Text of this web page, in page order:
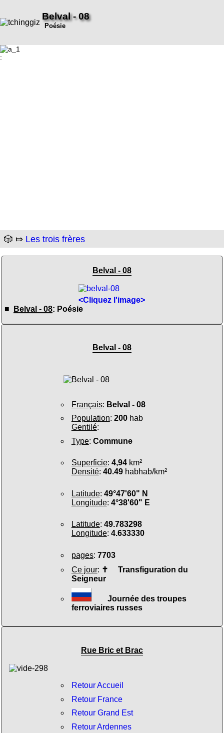
Belval - 08
Poésie
:
🎲 ⤇ Les trois frères
Belval - 08
<Cliquez l'image>
■
Belval - 08: Poésie
Belval - 08
Français: Belval - 08
Population: 200hab
Gentilé:
Type: Commune
Superficie: 4,94km²
Densité: 40.49habhab/km²
Latitude: 49°47'60" N
Longitude: 4°38'60" E
Latitude: 49.783298
Longitude: 4.633330
pages: 7703
Ce jour: ✝ Transfiguration du
Seigneur
Journée des troupes
ferroviaires russes
Rue Bric et Brac
Retour Accueil
Retour France
Retour Grand Est
Retour Ardennes